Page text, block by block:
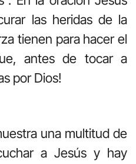
las heridas de la
tienen para hacer el
antes de tocar a
por Dios!
una multitud de
a Jesús y hay